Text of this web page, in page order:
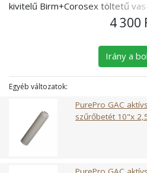
kivitelű Birm+Corosex töltetű
szűrőbetét csökkenti a vasat, a
illatát, ízét és megfelelő
Többféle vastalanító megoldás,
vannak elkészítve. A vas- és
regenerálható. A Birm töltet
víz szűréséhez képest fordított
átöblítéssel regenerálható. Az
4 300
Irány a
Egyéb változatok:
PurePro GAC
szűrőbetét 10"x